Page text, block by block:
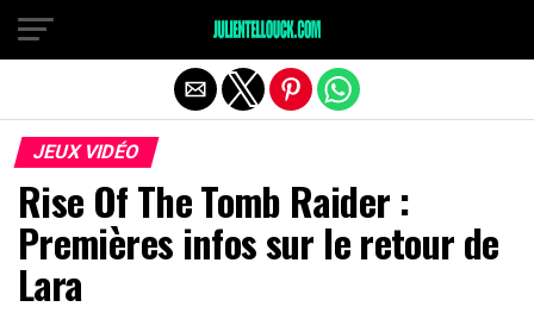
JEUX VIDÉO
Rise Of The Tomb Raider :
Premières infos sur le retour de
Lara